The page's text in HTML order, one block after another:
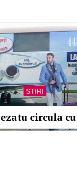
STIRI
circula